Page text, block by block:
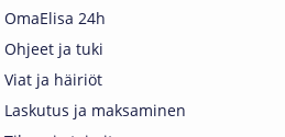
OmaElisa 24h
Ohjeet ja tuki
Viat ja häiriöt
Laskutus ja maksaminen